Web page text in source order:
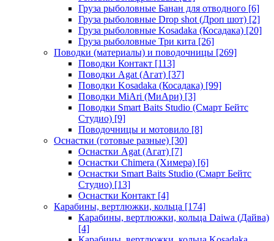
Груза рыболовные Банан для отводного [6]
Груза рыболовные Drop shot (Дроп шот) [2]
Груза рыболовные Kosadaka (Косадака) [20]
Груза рыболовные Три кита [26]
Поводки (материалы) и поводочницы [269]
Поводки Контакт [113]
Поводки Agat (Агат) [37]
Поводки Kosadaka (Косадака) [99]
Поводки MiAri (МиАри) [3]
Поводки Smart Baits Studio (Смарт Бейтс
Студио) [9]
Поводочницы и мотовило [8]
Оснастки (готовые разные) [30]
Оснастки Agat (Агат) [7]
Оснастки Chimera (Химера) [6]
Оснастки Smart Baits Studio (Смарт Бейтс
Студио) [13]
Оснастки Контакт [4]
Карабины, вертлюжки, кольца [174]
Карабины, вертлюжки, кольца Daiwa (Дайва)
[4]